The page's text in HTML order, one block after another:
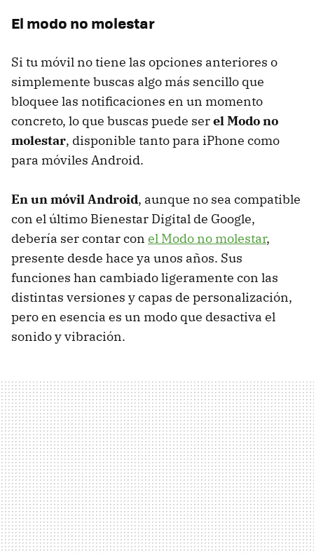
El modo no molestar
Si tu móvil no tiene las opciones anteriores o
simplemente buscas algo más sencillo que
bloquee las notificaciones en un momento
concreto, lo que buscas puede serel Modo no
molestar, disponible tanto para iPhone como
para móviles Android.
En un móvil Android, aunque no sea compatible
con el último Bienestar Digital de Google,
debería ser contar con el Modo no molestar,
presente desde hace ya unos años. Sus
funciones han cambiado ligeramente con las
distintas versiones y capas de personalización,
pero en esencia es un modo que desactiva el
sonido y vibración.